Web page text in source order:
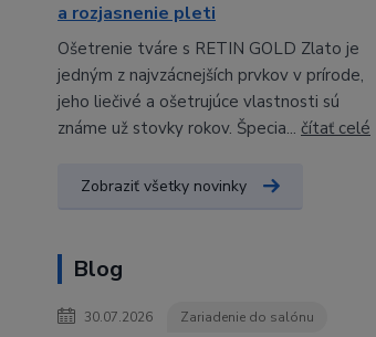
a rozjasnenie pleti
Ošetrenie tváre s RETIN GOLD Zlato je
jedným z najvzácnejších prvkov v prírode,
jeho liečivé a ošetrujúce vlastnosti sú
známe už stovky rokov. Špecia... čítať celé
Zobraziť všetky novinky
Blog
30.07.2026 Zariadenie do salónu